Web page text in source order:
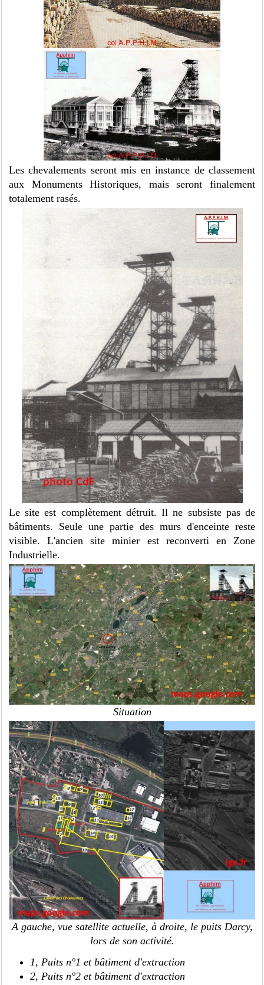
Les chevalements seront mis en instance de classement
aux Monuments Historiques, mais seront finalement
totalement rasés.
Le site est complètement détruit. Il ne subsiste pas de
bâtiments. Seule une partie des murs d'enceinte reste
visible. L'ancien site minier est reconverti en Zone
Industrielle.
Situation
A gauche, vue satellite actuelle, à droite, le puits Darcy,
lors de son activité.
1, Puits n°1 et bâtiment d'extraction
2,Puits n°2 et bâtiment d'extraction